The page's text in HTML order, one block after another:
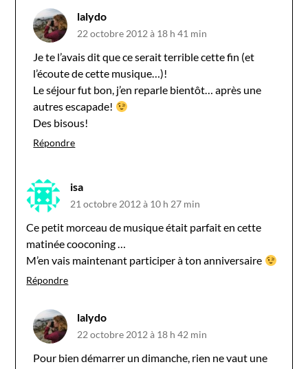
lalydo
22 octobre 2012 à 18 h 41 min
Je te l’avais dit que ce serait terrible cette fin (et
l’écoute de cette musique…)!
Le séjour fut bon, j’en reparle bientôt… après une
autres escapade!
Des bisous!
Répondre
isa
21 octobre 2012 à 10 h 27 min
Ce petit morceau de musique était parfait en cette
matinée cooconing …
M’en vais maintenant participer à ton anniversaire
Répondre
lalydo
22 octobre 2012 à 18 h 42 min
Pour bien démarrer un dimanche, rien ne vaut une